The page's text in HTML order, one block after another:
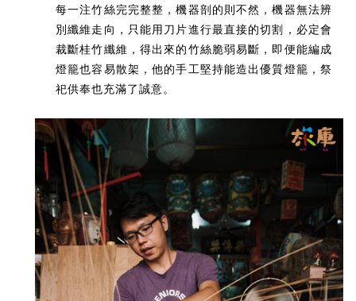
每一注竹絲完完整整，機器剖的則不然，機器無法辨
別纖維走向，只能用刀片進行最直接的切割，必定會
裁斷桂竹纖維，得出來的竹絲脆弱易斷，即便能編成
燈籠也容易散架，他的手工堅持能造出優質燈籠，祭
祀供奉也充滿了誠意。